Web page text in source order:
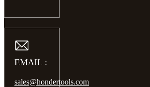
EMAIL :
sales@hondertools.com